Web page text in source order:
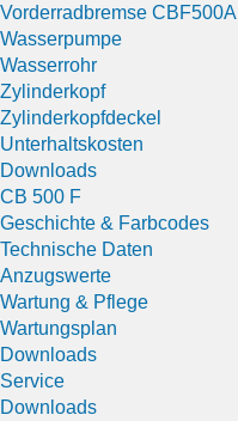
Vorderradbremse CBF500A
Wasserpumpe
Wasserrohr
Zylinderkopf
Zylinderkopfdeckel
Unterhaltskosten
Downloads
CB 500 F
Geschichte & Farbcodes
Technische Daten
Anzugswerte
Wartung & Pflege
Wartungsplan
Downloads
Service
Downloads